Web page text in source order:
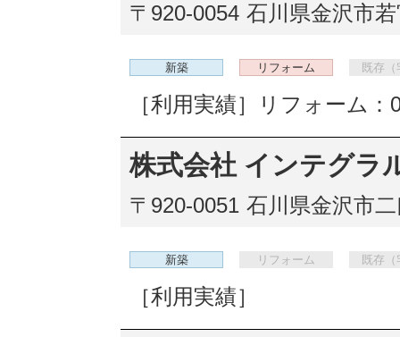
〒920-0054 石川県金沢市
新築 リフォーム 既存（
［利用実績］リフォーム：
株式会社 インテグラ
〒920-0051 石川県金沢市
新築 リフォーム 既存（
［利用実績］